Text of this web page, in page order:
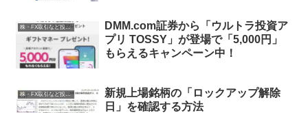
株・FX取引など投資関連
DMM.com証券から「ウルトラ投資ア
プリ TOSSY」が登場で「5,000円」
もらえるキャンペーン中！
株・FX取引など投資関連
新規上場銘柄の「ロックアップ解除
日」を確認する方法